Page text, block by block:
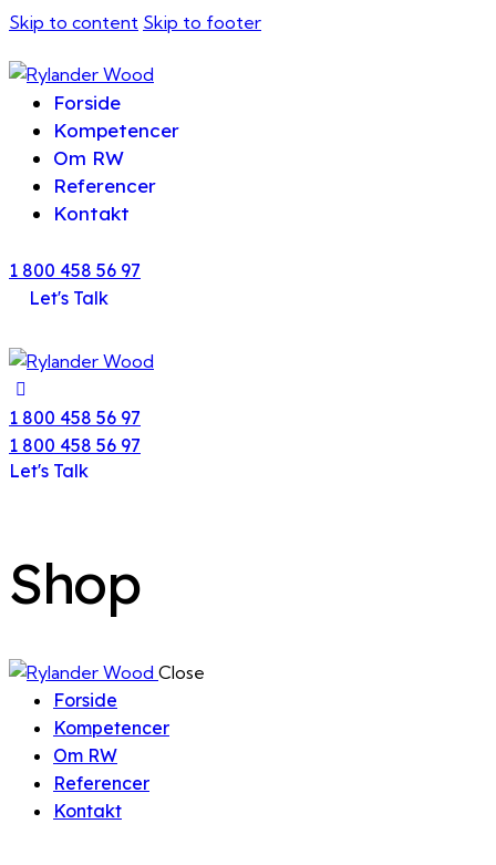
Skip to content Skip to footer
Forside
Kompetencer
Om RW
Referencer
Kontakt
1 800 458 56 97
Let's Talk
1 800 458 56 97
1 800 458 56 97
Let's Talk
Shop
Close
Forside
Kompetencer
Om RW
Referencer
Kontakt